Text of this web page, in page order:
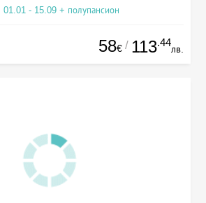
01.01 - 15.09 + полупансион
58€ / 113.44
лв.